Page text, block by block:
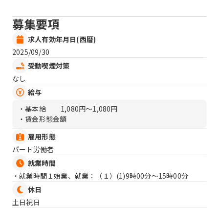
募集要項
求人有効年月日(西暦)
2025/09/30
受動喫煙対策
なし
給与
・基本給
1,080円〜1,080円
・賃金形態金額
雇用形態
パート労働者
就業時間
・就業時間１始業、就業：（１） (1)9時00分〜15時00分
休日
土日祝日